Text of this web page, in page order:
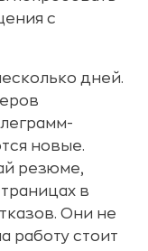
с
дней.
новые.
резюме,
в
Они не
работу стоит